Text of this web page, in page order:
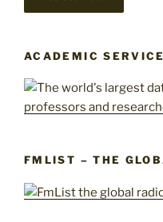
ACADEMIC
FMLIST – THE